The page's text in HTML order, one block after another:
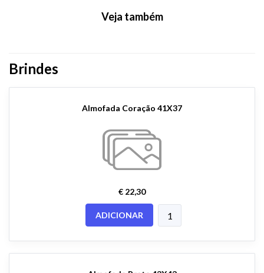
Veja também
Brindes
Almofada Coração 41X37
€ 22,30
ADICIONAR